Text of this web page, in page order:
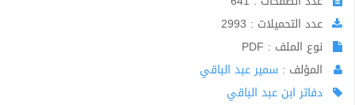
عدد التحميلات : 2993
نوع الملف : PDF
المؤلف : سمير عبد الباقي
دفاتر ابن عبد الباقي